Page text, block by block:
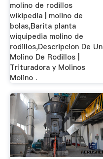
molino de rodillos
wikipedia | molino de
bolas,Barita planta
wiquipedia molino de
rodillos,Descripcion De Un
Molino De Rodillos |
Trituradora y Molinos
Molino .